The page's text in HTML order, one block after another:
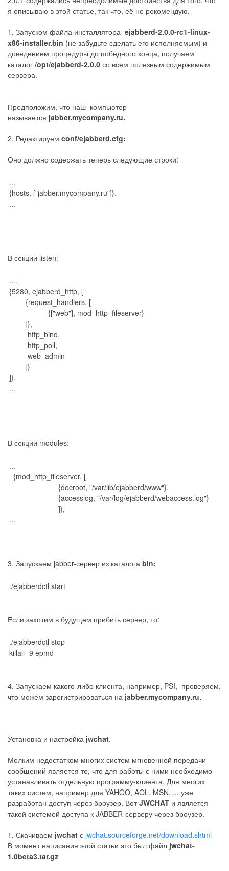
я описываю в этой статье, так что, её не рекомендую.
1. Запуском файла инсталлятора ejabberd-2.0.0-rc1-linux-
x86-installer.bin (не забудьте сделать его исполняемым) и
доведением процедуры до победного конца, получаем
каталог /opt/ejabberd-2.0.0 со всем полезным содержимым
сервера.
Предположим, что наш компьютер
называется jabber.mycompany.ru.
2. Редактируем conf/ejabberd.cfg:
Оно должно содержать теперь следующие строки:
...
{hosts, ["jabber.mycompany.ru"]}.
...
В секции listen:
....
{5280, ejabberd_http, [
{request_handlers, [
{["web"], mod_http_fileserver}
]},
http_bind,
http_poll,
web_admin
]}
]}.
...
В секции modules:
...
{mod_http_fileserver, [
{docroot, "/var/lib/ejabberd/www"},
{accesslog, "/var/log/ejabberd/webaccess.log"}
]},
...
3. Запускаем jabber-сервер из каталога bin:
./ejabberdctl start
Если захотим в будущем прибить сервер, то:
./ejabberdctl stop
killall -9 epmd
4. Запускаем какого-либо клиента, например, PSI, проверяем,
что можем зарегистрироватьcя на jabber.mycompany.ru.
Установка и настройка jwchat.
Мелким недостатком многих систем мгновенной передачи
сообщений является то, что для работы с ними необходимо
устанавливать отдельную программу-клиента. Для многих
таких систем, например для YAHOO, AOL, MSN, ... уже
разработан доступ через броузер. ВотJWCHAT и является
такой системой доступа к JABBER-серверу через броузер.
1. Скачиваем jwchat с jwchat.sourceforge.net/download.shtml
В момент написания этой статьи это был файл jwchat-
1.0beta3.tar.gz